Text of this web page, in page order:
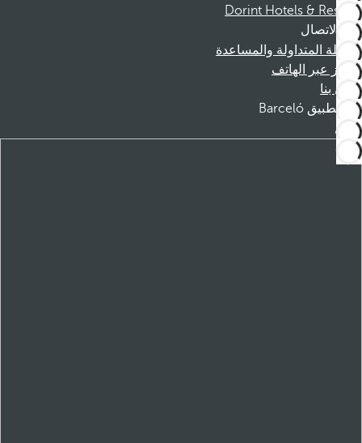
Dorint Hotels & Resorts
الاتصال
الأسئلة المتداولة والمساعدة
الحجز عبر الهاتف
اتصل بنا
تطبيق Barceló
تنزيل